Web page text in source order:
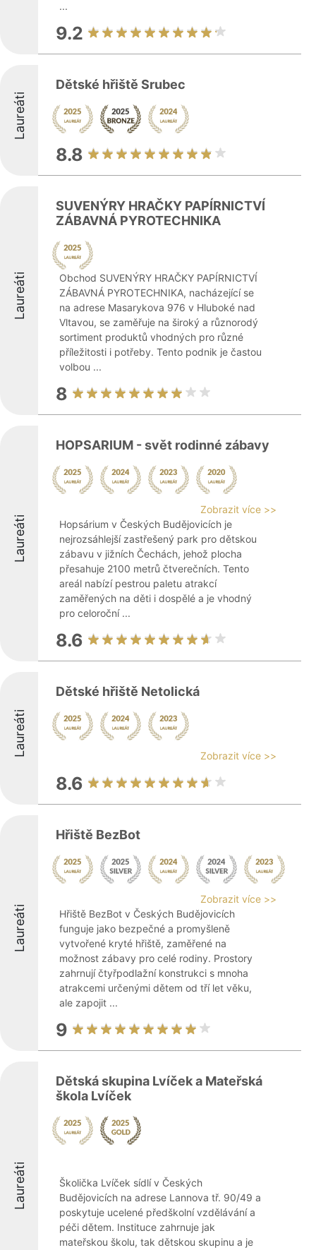
...
9.2
Laureáti
Dětské hřiště Srubec
8.8
Laureáti
SUVENÝRY HRAČKY PAPÍRNICTVÍ
ZÁBAVNÁ PYROTECHNIKA
Obchod SUVENÝRY HRAČKY PAPÍRNICTVÍ
ZÁBAVNÁ PYROTECHNIKA, nacházející se
na adrese Masarykova 976 v Hluboké nad
Vltavou, se zaměřuje na široký a různorodý
sortiment produktů vhodných pro různé
příležitosti i potřeby. Tento podnik je častou
volbou ...
8
Laureáti
HOPSARIUM - svět rodinné zábavy
Zobrazit více >>
Hopsárium v Českých Budějovicích je
nejrozsáhlejší zastřešený park pro dětskou
zábavu v jižních Čechách, jehož plocha
přesahuje 2100 metrů čtverečních. Tento
areál nabízí pestrou paletu atrakcí
zaměřených na děti i dospělé a je vhodný
pro celoroční ...
8.6
Laureáti
Dětské hřiště Netolická
Zobrazit více >>
8.6
Laureáti
Hřiště BezBot
Zobrazit více >>
Hřiště BezBot v Českých Budějovicích
funguje jako bezpečné a promyšleně
vytvořené kryté hřiště, zaměřené na
možnost zábavy pro celé rodiny. Prostory
zahrnují čtyřpodlažní konstrukci s mnoha
atrakcemi určenými dětem od tří let věku,
ale zapojit ...
9
Laureáti
Dětská skupina Lvíček a Mateřská
škola Lvíček
Školička Lvíček sídlí v Českých
Budějovicích na adrese Lannova tř. 90/49 a
poskytuje ucelené předškolní vzdělávání a
péči dětem. Instituce zahrnuje jak
mateřskou školu, tak dětskou skupinu a je